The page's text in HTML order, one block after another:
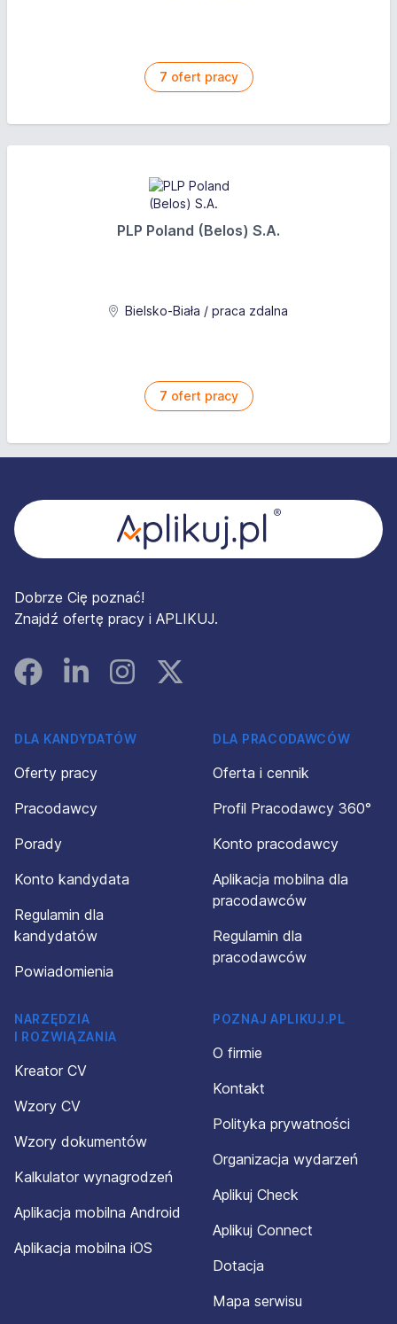
7 ofert pracy
PLP Poland (Belos) S.A.
Bielsko-Biała / praca zdalna
7 ofert pracy
Dobrze Cię poznać!
Znajdź ofertę pracy i APLIKUJ.
FacebookLinked InInstagramInstagram
DLA KANDYDATÓW
Oferty pracy
Pracodawcy
Porady
Konto kandydata
Regulamin dla
kandydatów
Powiadomienia
DLA PRACODAWCÓW
Oferta i cennik
Profil Pracodawcy 360°
Konto pracodawcy
Aplikacja mobilna dla
pracodawców
Regulamin dla
pracodawców
NARZĘDZIA
I ROZWIĄZANIA
Kreator CV
Wzory CV
Wzory dokumentów
Kalkulator wynagrodzeń
Aplikacja mobilna Android
Aplikacja mobilna iOS
POZNAJ APLIKUJ.PL
O firmie
Kontakt
Polityka prywatności
Organizacja wydarzeń
Aplikuj Check
Aplikuj Connect
Dotacja
Mapa serwisu